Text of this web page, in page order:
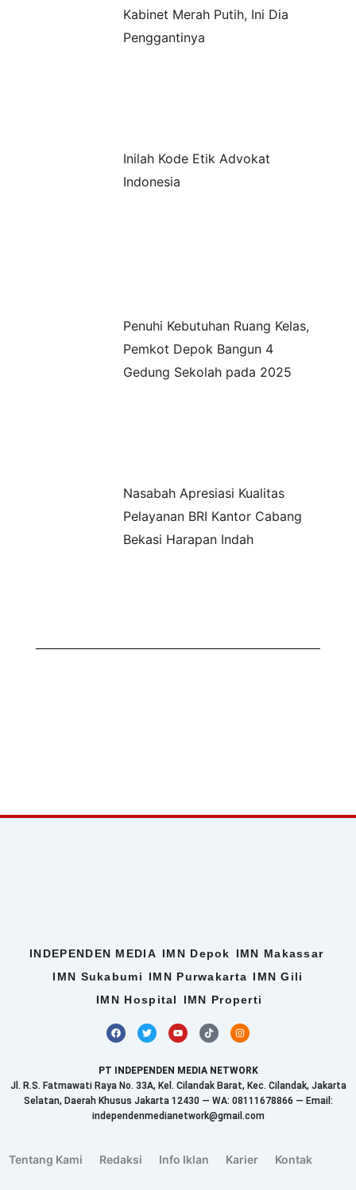
Kabinet Merah Putih, Ini Dia
Penggantinya
Inilah Kode Etik Advokat
Indonesia
Penuhi Kebutuhan Ruang Kelas,
Pemkot Depok Bangun 4
Gedung Sekolah pada 2025
Nasabah Apresiasi Kualitas
Pelayanan BRI Kantor Cabang
Bekasi Harapan Indah
INDEPENDEN MEDIA IMN Depok
IMN Makassar
IMN Sukabumi
IMN Purwakarta IMN Gili
IMN Hospital
IMN Properti
F
a
c
b
o
o
T
w
i
t
e
r
Y
o
u
u
b
e
T
i
k
o
k
I
n
s
a
g
r
a
m
PT INDEPENDEN MEDIA NETWORK
Jl. R.S. Fatmawati Raya No. 33A, Kel. Cilandak Barat, Kec. Cilandak, Jakarta
Selatan, Daerah Khusus Jakarta 12430 — WA: 08111678866 — Email:
independenmedianetwork@gmail.com
Tentang Kami Redaksi Info Iklan Karier Kontak